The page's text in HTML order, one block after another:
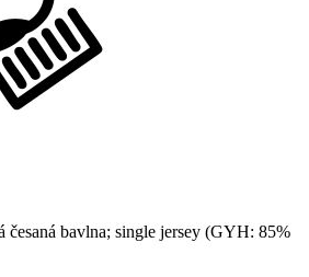
česaná bavlna; single jersey (GYH: 85%